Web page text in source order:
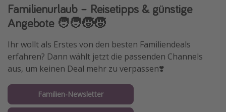
Familienurlaub – Reisetipps & günstige
Angebote 🧑‍🧑‍🧒‍🧒
Ihr wollt als Erstes von den besten Familiendeals
erfahren? Dann wählt jetzt die passenden Channels
aus, um keinen Deal mehr zu verpassen❣️
Familien-Newsletter